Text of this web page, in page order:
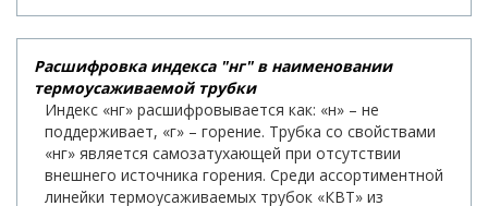
Расшифровка индекса "нг" в наименовании
термоусаживаемой трубки
Индекс «нг» расшифровывается как: «н» – не
поддерживает, «г» – горение. Трубка со свойствами
«нг» является самозатухающей при отсутствии
внешнего источника горения. Среди ассортиментной
линейки термоусаживаемых трубок «КВТ» из